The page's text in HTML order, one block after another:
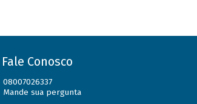
Fale Conosco
08007026337
Mande sua pergunta